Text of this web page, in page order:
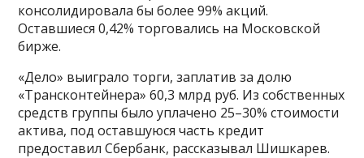
консолидировала бы более 99% акций.
Оставшиеся 0,42% торговались на Московской
бирже.
«Дело» выиграло торги, заплатив за долю
«Трансконтейнера» 60,3 млрд руб. Из собственных
средств группы было уплачено 25–30% стоимости
актива, под оставшуюся часть кредит
предоставил Сбербанк, рассказывал Шишкарев.